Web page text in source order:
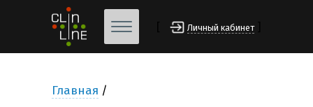
Личный кабинет
Главная